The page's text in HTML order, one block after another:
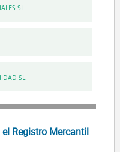
SL
SL
Registro Mercantil